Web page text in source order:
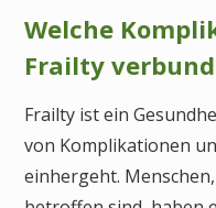
Welche
Frailty
Frailty ist ein
von Komplikationen
einhergeht.